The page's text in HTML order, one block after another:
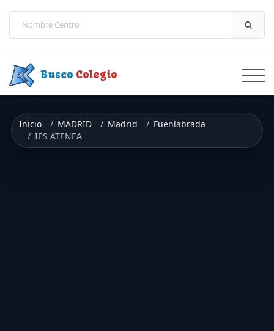
Busco Colegio
Inicio MADRID Madrid
Fuenlabrada
IES ATENEA